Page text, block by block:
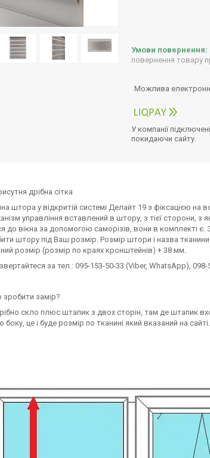
повернення товару
У компанії
покидаючи сайту.
дрібна сітка
штора у відкритій системі Делайт 19 з фіксацією
управління вставлений в штору, з тієї сторони,
до вікна за допомогою саморізів, вони в комплекті
штору під Ваш розмір. Розмір штори і назва
розмір (розмір по краях кронштейнів) + 38 мм.
звертайтеся за тел.: 095-153-50-33 (Viber, WhatsApp),
замір?
скло плюс штапик з двох сторін, там де штапик
боку, це і буде розмір по тканині який вказаний на сайті.